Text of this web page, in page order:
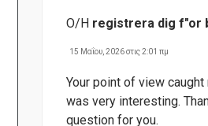
Ο/Η registrera dig f"or
15 Μαΐου, 2026 στις 2:01 πμ
Your point of view caught
was very interesting.
question for you.